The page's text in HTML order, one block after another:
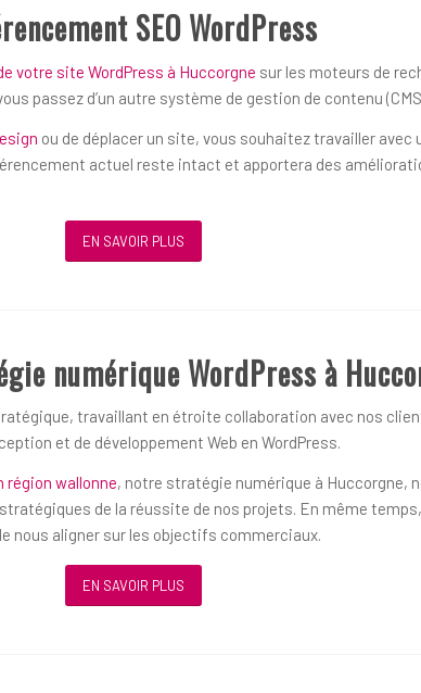
SEO WordPress
votre site WordPress à Huccorgne sur les moteurs de
passez d’un autre système de gestion de contenu
ou de déplacer un site, vous souhaitez travailler avec
actuel reste intact et apportera des
EN SAVOIR PLUS
numérique WordPress à
travaillant en étroite collaboration avec nos
et de développement Web en WordPress.
région wallonne, notre stratégie numérique à Huccorgne,
de la réussite de nos projets. En même
nous aligner sur les objectifs commerciaux.
EN SAVOIR PLUS